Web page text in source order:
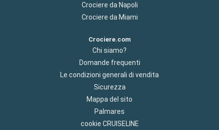
Crociere da Napoli
Crociere da Miami
Crociere.com
Chi siamo?
Domande frequenti
Le condizioni generali di vendita
Sicurezza
Mappa del sito
Palmares
cookie CRUISELINE